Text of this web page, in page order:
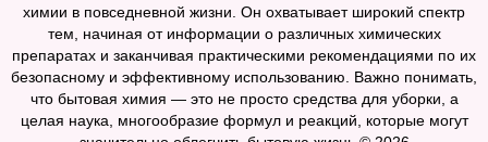
химии в повседневной жизни. Он охватывает широкий спектр
тем, начиная от информации о различных химических
препаратах и заканчивая практическими рекомендациями по их
безопасному и эффективному использованию. Важно понимать,
что бытовая химия — это не просто средства для уборки, а
целая наука, многообразие формул и реакций, которые могут